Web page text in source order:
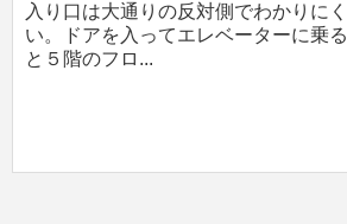
入り口は大通りの反対側でわかりにく
い。ドアを入ってエレベーターに乗る
と５階のフロ...